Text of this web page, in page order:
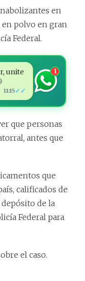
en
en polvo en gran
Federal.
unite
11:15✓✓
1
que personas
antes que
que
calificados de
de la
Federal para
el caso.